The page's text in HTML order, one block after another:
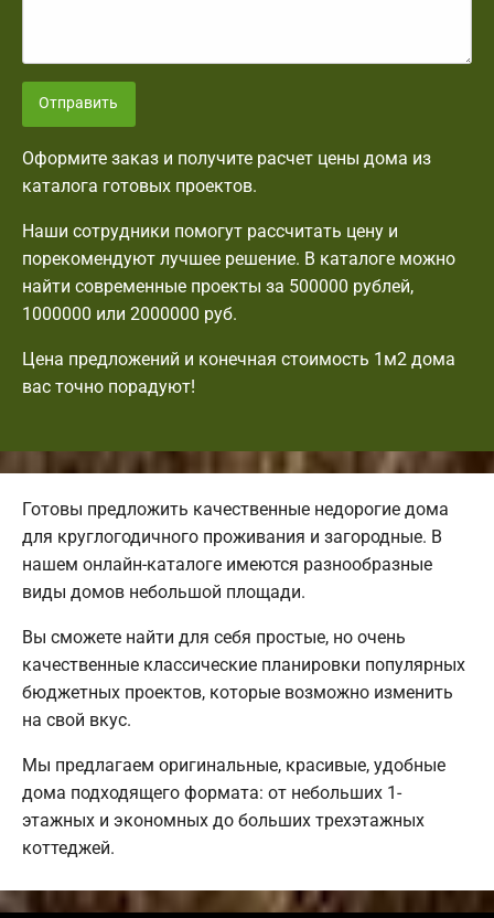
Отправить
Оформите заказ и получите расчет цены дома из
каталога готовых проектов.
Наши сотрудники помогут рассчитать цену и
порекомендуют лучшее решение. В каталоге можно
найти современные проекты за 500000 рублей,
1000000 или 2000000 руб.
Цена предложений и конечная стоимость 1м2 дома
вас точно порадуют!
Готовы предложить качественные недорогие дома
для круглогодичного проживания и загородные. В
нашем онлайн-каталоге имеются разнообразные
виды домов небольшой площади.
Вы сможете найти для себя простые, но очень
качественные классические планировки популярных
бюджетных проектов, которые возможно изменить
на свой вкус.
Мы предлагаем оригинальные, красивые, удобные
дома подходящего формата: от небольших 1-
этажных и экономных до больших трехэтажных
коттеджей.